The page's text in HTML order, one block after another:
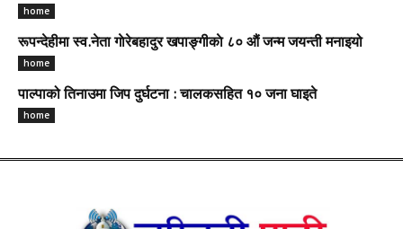
home
रूपन्देहीमा स्व.नेता गाेरेबहादुर खपाङ्गीकाे ८० औं जन्म जयन्ती मनाइयो
home
पाल्पाको तिनाउमा जिप दुर्घटना : चालकसहित १० जना घाइते
home